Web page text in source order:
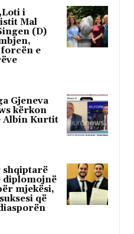
i
Mal
(D)
e
Gjeneva
kërkon
Albin Kurtit
shqiptarë
diplomojnë
mjekësi,
që